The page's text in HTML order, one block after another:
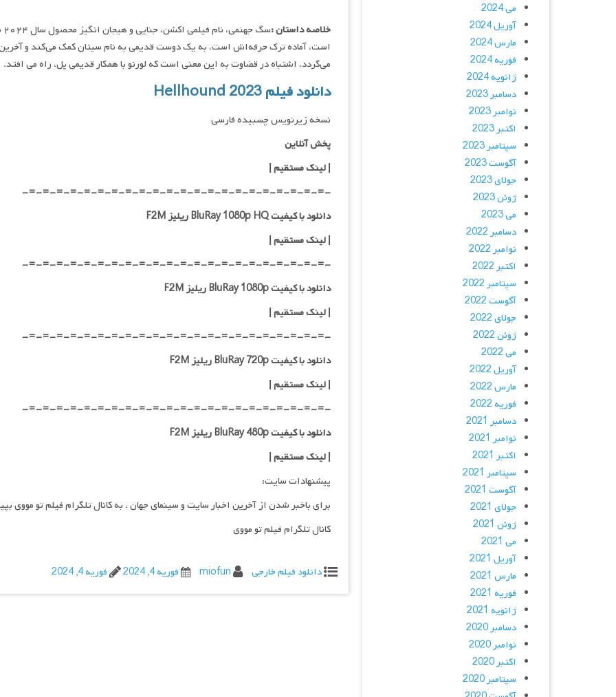
خلاصه داستان :
است، آماده ترک حرفه‌اش است، به یک دوست قدیمی به نام سیتان کمک می‌کند و آخرین
می‌گردد. اشتباه در قضاوت به این معنی است که لورنو با همکار قدیمی پل، راه می افتد.
دانلود فیلم Hellhound 2023
نسخه زیرنویس چسبیده فارسی
پخش آنلاین
| لینک مستقیم|
-=-=-=-=-=-=-=-=-=-=-=-=-=-=-=-=-=-=-=-=-=-=-
دانلود با کیفیت BluRay 1080p HQ ریلیز F2M
|لینک مستقیم|
-=-=-=-=-=-=-=-=-=-=-=-=-=-=-=-=-=-=-=-=-=-=-
دانلود با کیفیت BluRay 1080p ریلیز F2M
|لینک مستقیم|
-=-=-=-=-=-=-=-=-=-=-=-=-=-=-=-=-=-=-=-=-=-=-
دانلود با کیفیت BluRay 720p ریلیز F2M
| لینک مستقیم|
-=-=-=-=-=-=-=-=-=-=-=-=-=-=-=-=-=-=-=-=-=-=-
دانلود با کیفیت BluRay 480p ریلیز F2M
| لینک مستقیم|
پیشنهادات سایت:
برای باخبر شدن از آخرین اخبار سایت و سینمای جهان ، به کانال تلگرام فیلم تو مووی
کانال تلگرام فیلم تو مووی
دانلود فیلم خارجی miofun فوریه 4, 2024 فوریه 4, 2024
می 2024
آوریل 2024
مارس 2024
فوریه 2024
ژانویه 2024
دسامبر 2023
نوامبر 2023
اکتبر 2023
سپتامبر 2023
آگوست 2023
جولای 2023
ژوئن 2023
می 2023
دسامبر 2022
نوامبر 2022
اکتبر 2022
سپتامبر 2022
آگوست 2022
جولای 2022
ژوئن 2022
می 2022
آوریل 2022
مارس 2022
فوریه 2022
دسامبر 2021
نوامبر 2021
اکتبر 2021
سپتامبر 2021
آگوست 2021
جولای 2021
ژوئن 2021
می 2021
آوریل 2021
مارس 2021
فوریه 2021
ژانویه 2021
دسامبر 2020
نوامبر 2020
اکتبر 2020
سپتامبر 2020